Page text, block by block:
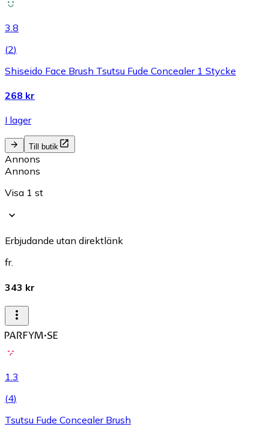
3.8
(2)
Shiseido Face Brush Tsutsu Fude Concealer 1 Stycke
268 kr
I lager
Till butik
Annons
Annons
Visa 1 st
Erbjudande utan direktlänk
fr.
343 kr
1.3
(4)
Tsutsu Fude Concealer Brush